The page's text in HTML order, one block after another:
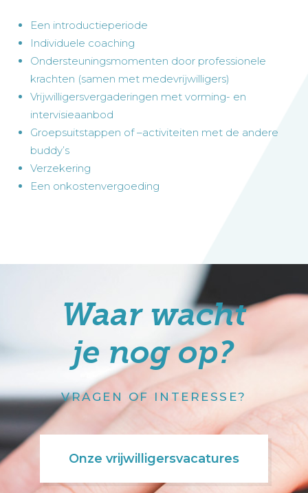
Een introductieperiode
Individuele coaching
Ondersteuningsmomenten door professionele
krachten (samen met medevrijwilligers)
Vrijwilligersvergaderingen met vorming- en
intervisieaanbod
Groepsuitstappen of –activiteiten met de andere
buddy’s
Verzekering
Een onkostenvergoeding
Waar wacht
je nog op?
VRAGEN OF INTERESSE?
Onze vrijwilligersvacatures